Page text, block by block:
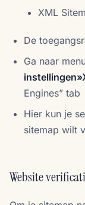
XML
De
Ga naar
Engines” tab
Hier kun je
sitemap wilt
Website